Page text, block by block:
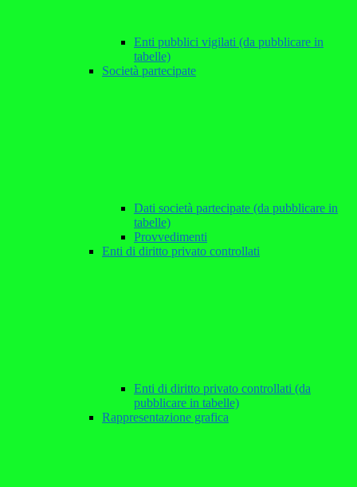
Enti pubblici vigilati (da pubblicare in
tabelle)
Società partecipate
Dati società partecipate (da pubblicare in
tabelle)
Provvedimenti
Enti di diritto privato controllati
Enti di diritto privato controllati (da
pubblicare in tabelle)
Rappresentazione grafica